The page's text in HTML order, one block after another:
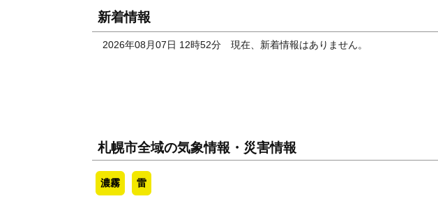
新着情報
2026年08月07日 12時52分 現在、新着情報はありません。
札幌市全域の気象情報・災害情報
濃霧 雷